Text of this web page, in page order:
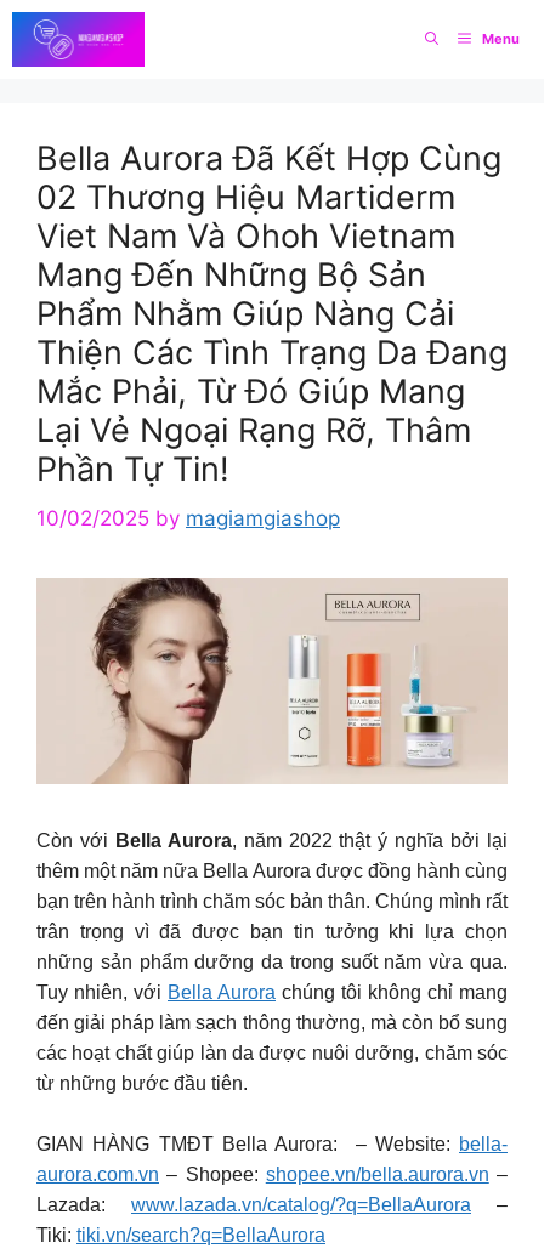
Skip
to
content
Menu
Bella Aurora Đã Kết Hợp Cùng
02 Thương Hiệu Martiderm
Viet Nam Và Ohoh Vietnam
Mang Đến Những Bộ Sản
Phẩm Nhằm Giúp Nàng Cải
Thiện Các Tình Trạng Da Đang
Mắc Phải, Từ Đó Giúp Mang
Lại Vẻ Ngoại Rạng Rỡ, Thâm
Phần Tự Tin!
10/02/2025 by magiamgiashop
Còn với Bella Aurora, năm 2022 thật ý nghĩa bởi lại
thêm một năm nữa Bella Aurora được đồng hành cùng
bạn trên hành trình chăm sóc bản thân. Chúng mình rất
trân trọng vì đã được bạn tin tưởng khi lựa chọn
những sản phẩm dưỡng da trong suốt năm vừa qua.
Tuy nhiên, với Bella Aurora chúng tôi không chỉ mang
đến giải pháp làm sạch thông thường, mà còn bổ sung
các hoạt chất giúp làn da được nuôi dưỡng, chăm sóc
từ những bước đầu tiên.
GIAN HÀNG TMĐT Bella Aurora: – Website: bella-
aurora.com.vn – Shopee: shopee.vn/bella.aurora.vn –
Lazada: www.lazada.vn/catalog/?q=BellaAurora –
Tiki: tiki.vn/search?q=BellaAurora